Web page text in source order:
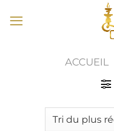
au
ACCUEIL